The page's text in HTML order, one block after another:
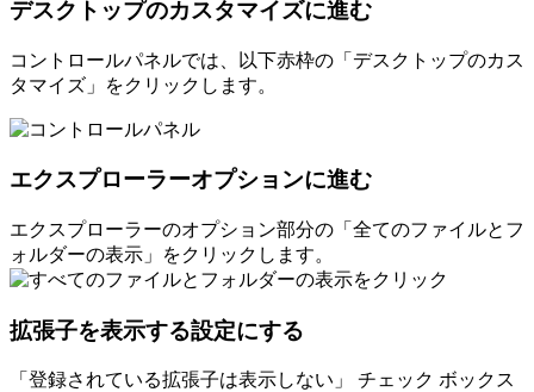
デスクトップのカスタマイズに進む
コントロールパネルでは、以下赤枠の「デスクトップのカス
タマイズ」をクリックします。
エクスプローラーオプションに進む
エクスプローラーのオプション部分の「全てのファイルとフ
ォルダーの表示」をクリックします。
拡張子を表示する設定にする
「登録されている拡張子は表示しない」 チェック ボックス